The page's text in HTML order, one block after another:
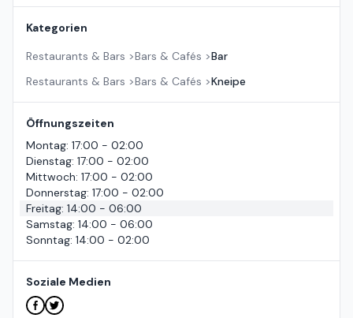
Kategorien
Restaurants & Bars >Bars & Cafés >Bar
Restaurants & Bars >Bars & Cafés >Kneipe
Öffnungszeiten
Montag: 17:00 - 02:00
Dienstag: 17:00 - 02:00
Mittwoch: 17:00 - 02:00
Donnerstag: 17:00 - 02:00
Freitag: 14:00 - 06:00
Samstag: 14:00 - 06:00
Sonntag: 14:00 - 02:00
Soziale Medien